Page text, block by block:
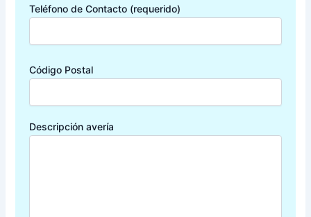
Teléfono de Contacto (requerido)
Código Postal
Descripción avería